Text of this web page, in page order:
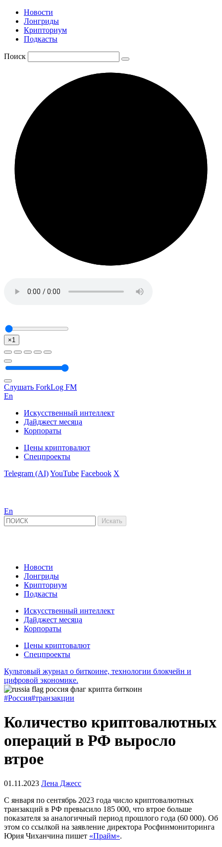
Новости
Лонгриды
Крипториум
Подкасты
Поиск
×1
Слушать ForkLog FM
En
Искусственный интеллект
Дайджест месяца
Корпораты
Цены криптовалют
Спецпроекты
Telegram (AI)YouTube Facebook X
En
Новости
Лонгриды
Крипториум
Подкасты
Искусственный интеллект
Дайджест месяца
Корпораты
Цены криптовалют
Спецпроекты
Культовый журнал о биткоине, технологии блокчейн и
цифровой экономике.
#Россия#транзакции
Количество криптовалютных
операций в РФ выросло
втрое
01.11.2023 Лена Джесс
С января по сентябрь 2023 года число криптовалютных
транзакций в РФ превысило 185 000, что втрое больше
показателя за аналогичный период прошлого года (60 000). Об
этом со ссылкой на заявление директора Росфинмониторинга
Юрия Чиханчина пишет «Прайм».